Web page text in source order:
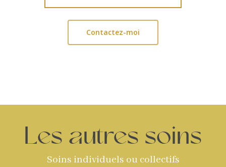
Contactez-moi
Les autres soins
Soins individuels ou collectifs